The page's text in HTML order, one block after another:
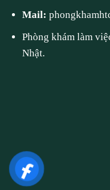
Mail:
Phòng khám làm
Nhật.